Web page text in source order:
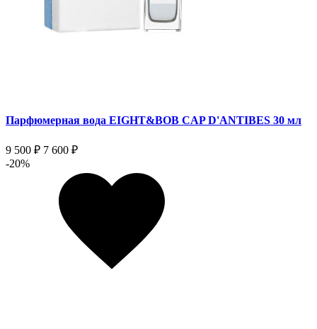
Парфюмерная вода EIGHT&BOB CAP D'ANTIBES 30 мл
9 500 ₽ 7 600 ₽
-20%